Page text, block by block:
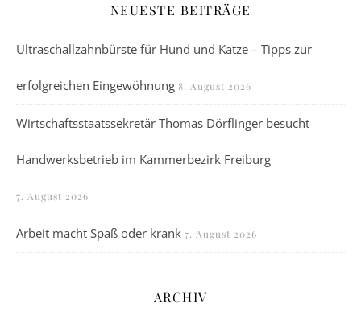
NEUESTE BEITRÄGE
Ultraschallzahnbürste für Hund und Katze – Tipps zur
erfolgreichen Eingewöhnung 8. August 2026
Wirtschaftsstaatssekretär Thomas Dörflinger besucht
Handwerksbetrieb im Kammerbezirk Freiburg
7. August 2026
Arbeit macht Spaß oder krank 7. August 2026
ARCHIV